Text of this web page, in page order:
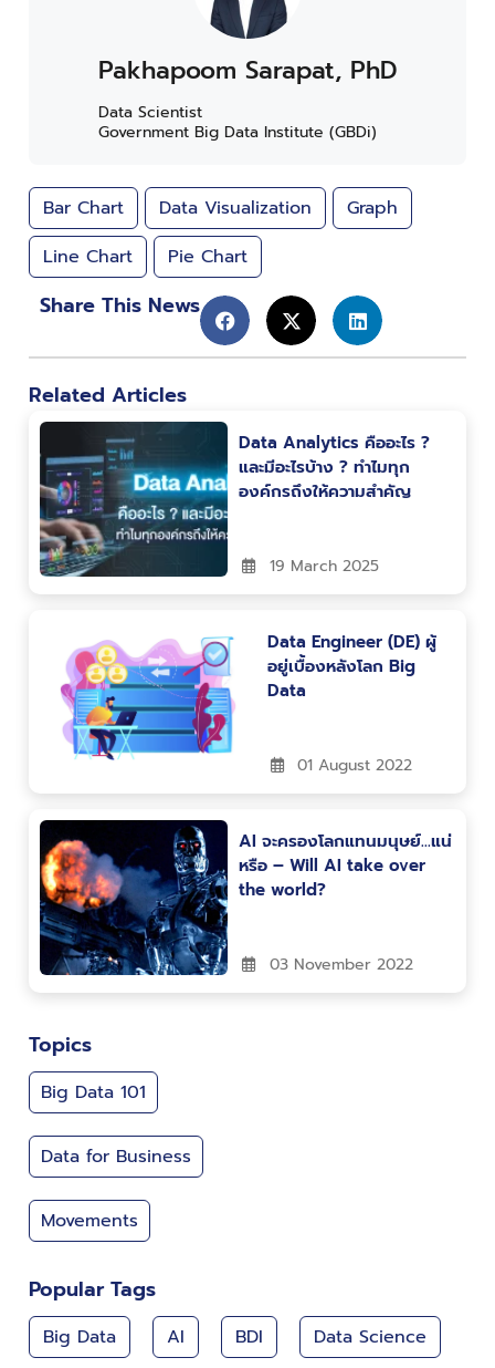
Pakhapoom Sarapat, PhD
Data Scientist
Government Big Data Institute (GBDi)
Bar Chart Data Visualization
Graph
Line Chart
Pie Chart
Share This News
Related Articles
Data Analytics คืออะไร ?
และมีอะไรบ้าง ? ทำไมทุก
องค์กรถึงให้ความสำคัญ
19 March 2025
Data Engineer (DE) ผู้
อยู่เบื้องหลังโลก Big
Data
01 August 2022
AI จะครองโลกแทนมนุษย์…แน่
หรือ – Will AI take over
the world?
03 November 2022
Topics
Big Data 101
Data for Business
Movements
Popular Tags
Big Data AI BDI Data Science